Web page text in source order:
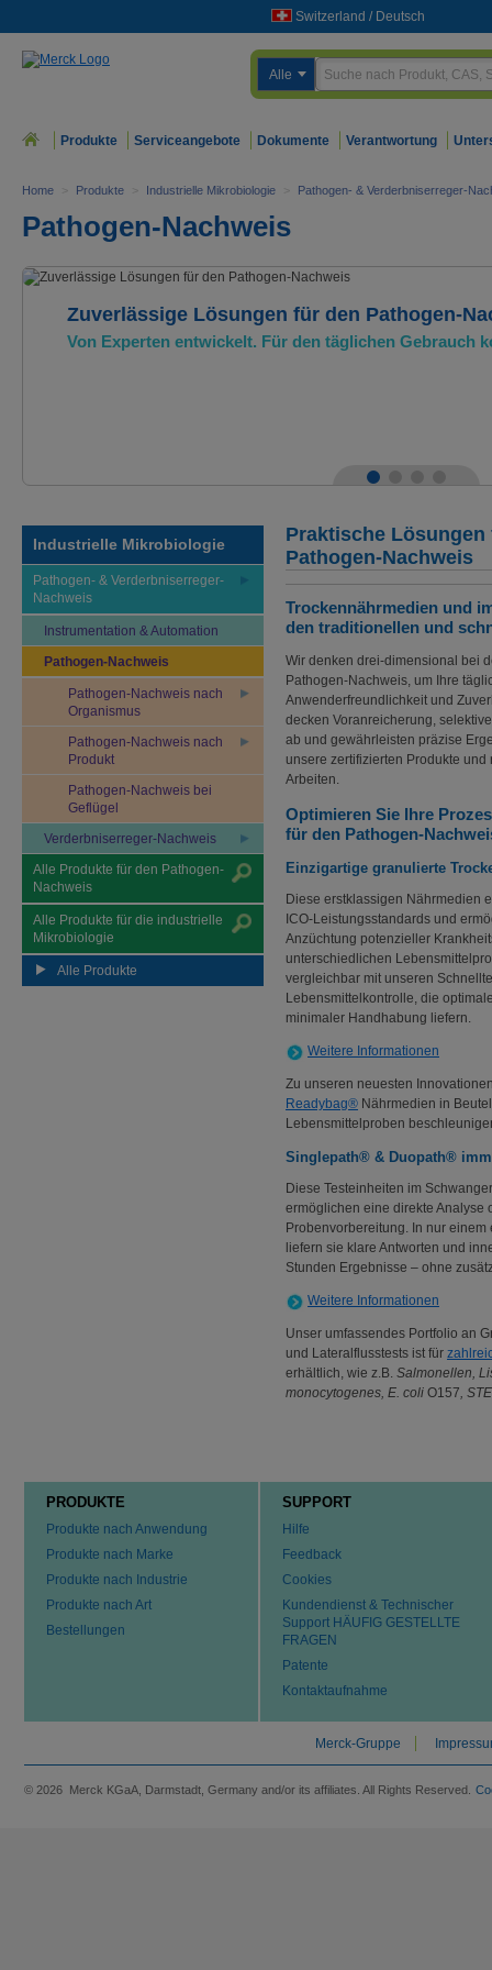
Switzerland / Deutsch
Alle
Produkte Serviceangebote Dokumente Verantwortung
Home > Produkte > Industrielle Mikrobiologie > Pathogen- & Verderbniserreger-
Pathogen-Nachweis
Zuverlässige Lösungen für den Pathogen-
Von Experten entwickelt. Für den täglichen Gebrauch
Industrielle Mikrobiologie
Pathogen- & Verderbniserreger-
Nachweis
Instrumentation & Automation
Pathogen-Nachweis
Pathogen-Nachweis nach
Organismus
Pathogen-Nachweis nach
Produkt
Pathogen-Nachweis bei
Geflügel
Verderbniserreger-Nachweis
Alle Produkte für den Pathogen-
Nachweis
Alle Produkte für die industrielle
Mikrobiologie
Alle Produkte
Praktische Lösungen
Pathogen-Nachweis
Trockennährmedien und
den traditionellen und
Wir denken drei-dimensional bei
Pathogen-Nachweis, um Ihre
Anwenderfreundlichkeit und
decken Voranreicherung,
ab und gewährleisten präzise
unsere zertifizierten Produkte
Arbeiten.
Optimieren Sie Ihre
für den Pathogen-
Einzigartige granulierte
Diese erstklassigen Nährmedien
ICO-Leistungsstandards und
Anzüchtung potenzieller
unterschiedlichen
vergleichbar mit unseren
Lebensmittelkontrolle, die
minimaler Handhabung liefern.
Weitere Informationen
Zu unseren neuesten
Readybag® Nährmedien in
Lebensmittelproben
Singlepath® & Duopath®
Diese Testeinheiten im
ermöglichen eine direkte Analyse
Probenvorbereitung. In nur einem
liefern sie klare Antworten und
Stunden Ergebnisse – ohne
Weitere Informationen
Unser umfassendes Portfolio an
und Lateralflusstests ist für
erhältlich, wie z.B. Salmonellen,
monocytogenes, E. coli O157,
PRODUKTE
Produkte nach Anwendung
Produkte nach Marke
Produkte nach Industrie
Produkte nach Art
Bestellungen
SUPPORT
Hilfe
Feedback
Cookies
Kundendienst & Technischer
Support HÄUFIG GESTELLTE
FRAGEN
Patente
Kontaktaufnahme
Merck-Gruppe
© 2026 Merck KGaA, Darmstadt, Germany and/or its affiliates. All Rights Reserved.